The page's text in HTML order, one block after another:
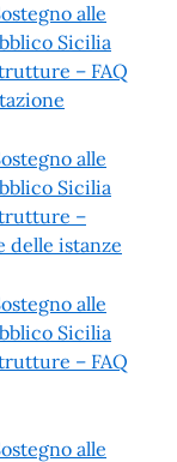
alle
Sicilia
– FAQ
alle
Sicilia
–
delle istanze
alle
Sicilia
– FAQ
alle